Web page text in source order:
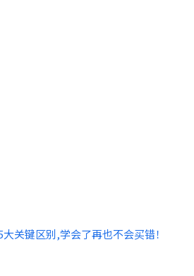
关键区别,学会了再也不会买错！